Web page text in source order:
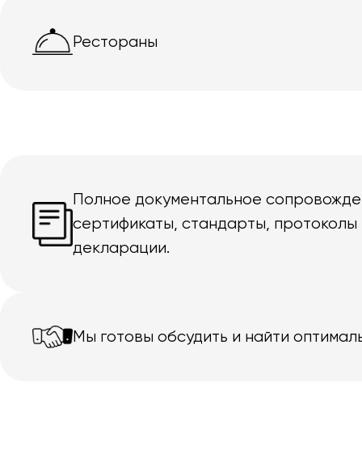
Рестораны
Полное документальное
сертификаты, стандарты, протоколы
декларации.
Мы готовы обсудить и найти